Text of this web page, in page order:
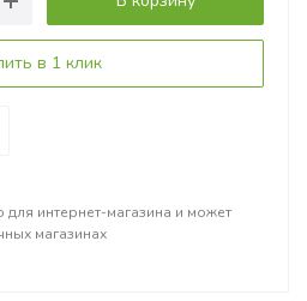
в 1 клик
для интернет-магазина и может
магазинах